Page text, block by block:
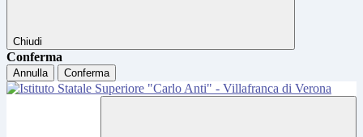
Chiudi
Conferma
Annulla Conferma